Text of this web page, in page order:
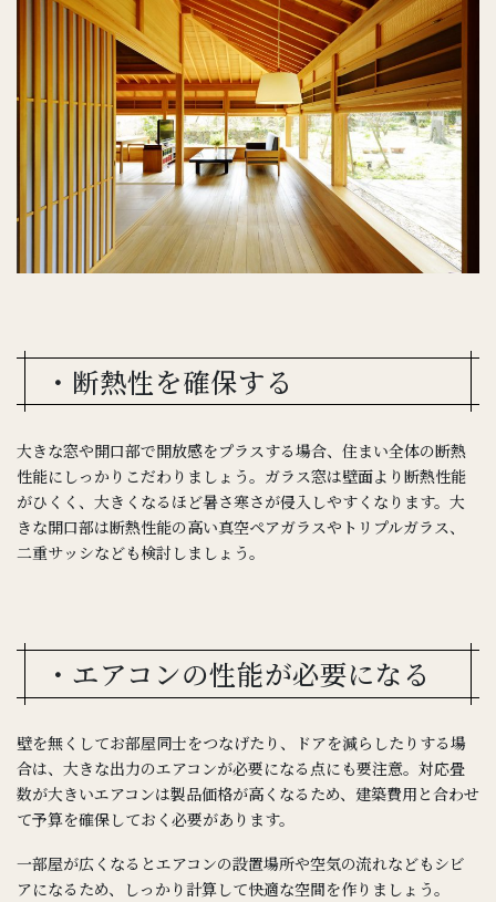
・断熱性を確保する
大きな窓や開口部で開放感をプラスする場合、住まい全体の断熱
性能にしっかりこだわりましょう。ガラス窓は壁面より断熱性能
がひくく、大きくなるほど暑さ寒さが侵入しやすくなります。大
きな開口部は断熱性能の高い真空ペアガラスやトリプルガラス、
二重サッシなども検討しましょう。
・エアコンの性能が必要になる
壁を無くしてお部屋同士をつなげたり、ドアを減らしたりする場
合は、大きな出力のエアコンが必要になる点にも要注意。対応畳
数が大きいエアコンは製品価格が高くなるため、建築費用と合わせ
て予算を確保しておく必要があります。
一部屋が広くなるとエアコンの設置場所や空気の流れなどもシビ
アになるため、しっかり計算して快適な空間を作りましょう。